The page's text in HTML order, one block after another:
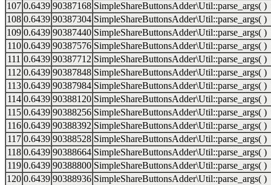
107 0.6439 90387168 SimpleShareButtonsAdder\Util::parse_args( )
108 0.6439 90387304 SimpleShareButtonsAdder\Util::parse_args( )
109 0.6439 90387440 SimpleShareButtonsAdder\Util::parse_args( )
110 0.6439 90387576 SimpleShareButtonsAdder\Util::parse_args( )
111 0.6439 90387712 SimpleShareButtonsAdder\Util::parse_args( )
112 0.6439 90387848 SimpleShareButtonsAdder\Util::parse_args( )
113 0.6439 90387984 SimpleShareButtonsAdder\Util::parse_args( )
114 0.6439 90388120 SimpleShareButtonsAdder\Util::parse_args( )
115 0.6439 90388256 SimpleShareButtonsAdder\Util::parse_args( )
116 0.6439 90388392 SimpleShareButtonsAdder\Util::parse_args( )
117 0.6439 90388528 SimpleShareButtonsAdder\Util::parse_args( )
118 0.6439 90388664 SimpleShareButtonsAdder\Util::parse_args( )
119 0.6439 90388800 SimpleShareButtonsAdder\Util::parse_args( )
120 0.6439 90388936 SimpleShareButtonsAdder\Util::parse_args( )